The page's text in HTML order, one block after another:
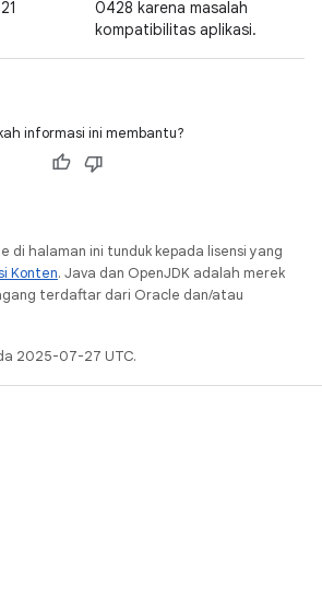
0428 karena masalah
kompatibilitas aplikasi.
informasi ini membantu?
di halaman ini tunduk kepada lisensi yang
Konten. Java dan OpenJDK adalah merek
terdaftar dari Oracle dan/atau
2025-07-27 UTC.